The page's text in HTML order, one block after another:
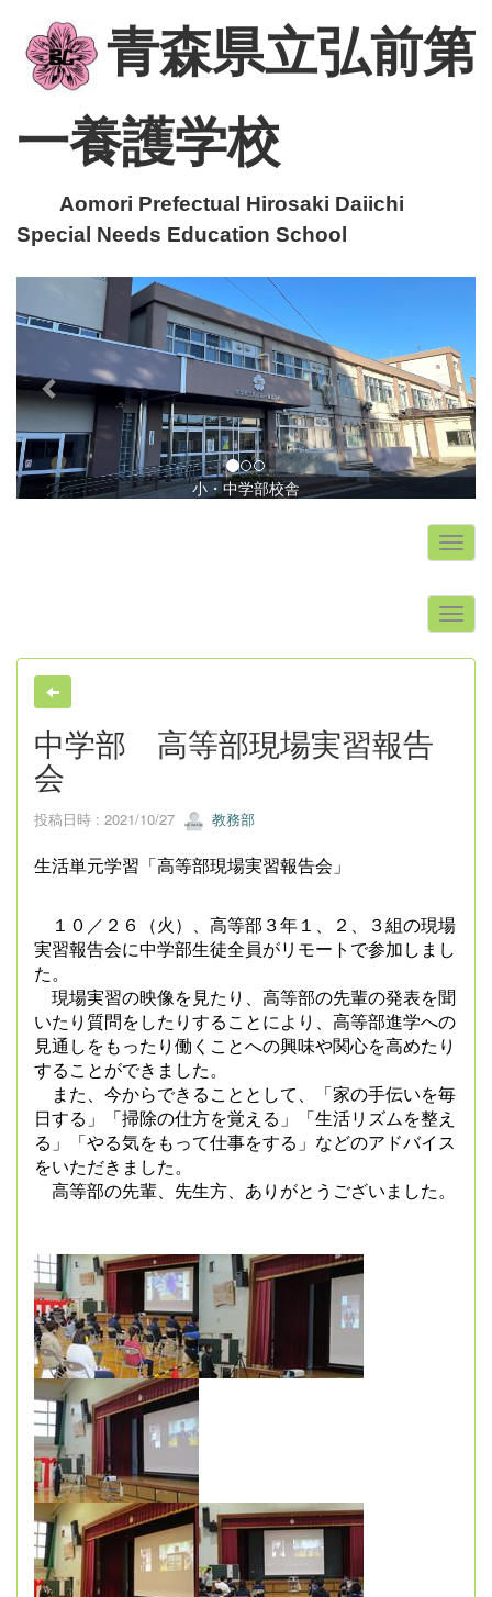
青森県立弘前第
一養護学校
Aomori Prefectual Hirosaki Daiichi
Special Needs Education School
小・中学部校舎
r
v
i
o
u
s
x
t
中学部 高等部現場実習報告
会
投稿日時 : 2021/10/27 教務部
生活単元学習「高等部現場実習報告会」
１０／２６（火）、高等部３年１、２、３組の現場
実習報告会に中学部生徒全員がリモートで参加しまし
た。
現場実習の映像を見たり、高等部の先輩の発表を聞
いたり質問をしたりすることにより、高等部進学への
見通しをもったり働くことへの興味や関心を高めたり
することができました。
また、今からできることとして、「家の手伝いを毎
日する」「掃除の仕方を覚える」「生活リズムを整え
る」「やる気をもって仕事をする」などのアドバイス
をいただきました。
高等部の先輩、先生方、ありがとうございました。